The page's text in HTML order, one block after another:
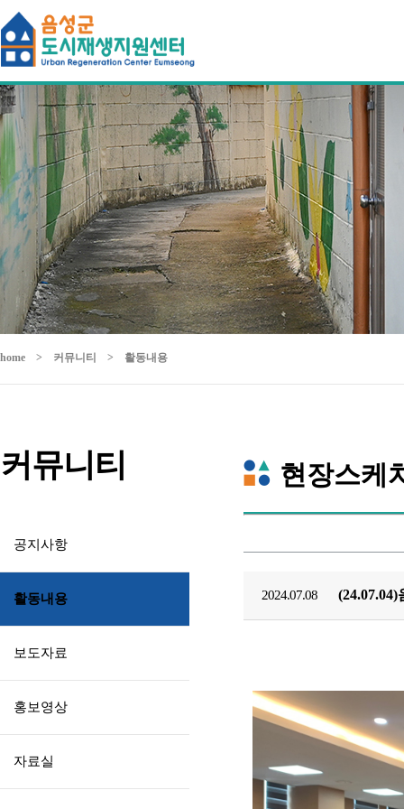
home > 커뮤니티 > 활동내용
커뮤니티
공지사항
활동내용
보도자료
홍보영상
자료실
현장스케
2024.07.08